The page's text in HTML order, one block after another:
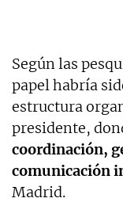
Según las
papel habría
estructura
presidente,
coordinación,
comunicación
Madrid.